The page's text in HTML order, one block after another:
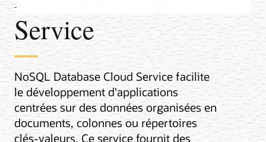
Service
NoSQL Database Cloud Service facilite
le développement d'applications
centrées sur des données organisées en
documents, colonnes ou répertoires
clés-valeurs. Ce service fournit des